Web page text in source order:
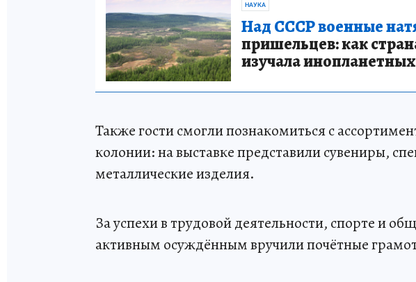
НАУКА
Над СССР военные
пришельцев: как
изучала
Также гости смогли познакомиться с
колонии: на выставке представили сувениры,
металлические изделия.
За успехи в трудовой деятельности, спорте и
активным осуждённым вручили почётные